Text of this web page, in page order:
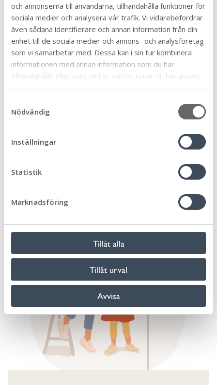
och annonserna till användarna, tillhandahålla funktioner för
sociala medier och analysera vår trafik. Vi vidarebefordrar
även sådana identifierare och annan information från din
enhet till de sociala medier och annons- och analysföretag
som vi samarbetar med. Dessa kan i sin tur kombinera
informationen med annan information som du har
tillhandahållit eller som de har samlat in när du har använt
deras tjänster.
Nödvändig
Inställningar
Statistik
Marknadsföring
Tillåt alla
Tillåt urval
Avvisa
Trummor
Läs mer